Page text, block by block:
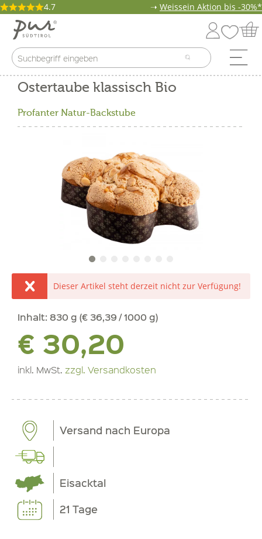
4.7 ➝ Weissein Aktion bis -30%*
Ostertaube klassisch Bio
Profanter Natur-Backstube
Dieser Artikel steht derzeit nicht zur Verfügung!
Inhalt: 830 g (€ 36,39 / 1000 g)
€ 30,20
inkl. MwSt. zzgl. Versandkosten
Versand nach Europa
Eisacktal
21 Tage